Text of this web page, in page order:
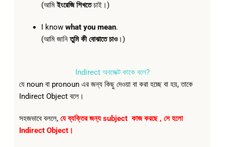
(আমিইংরেজি শিখতেচাই।)
I know what you mean.
(আমি জানিতুমি কী বোঝাতে চাও।)
Indirect অবজেক্ট কাকে বলে?
যে noun বা pronoun এর জন্য কিছু দেওয়া বা করা হচ্ছে বা হয়, তাকে
Indirect Object বলে।
সহজভাবে বললে, যে ব্যক্তির জন্য subject কাজ করছে , সে হলো
Indirect Object।